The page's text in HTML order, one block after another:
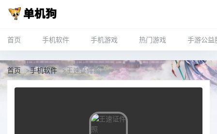
首页 手机软件 手机游戏 热门游戏 手游公益
首页 >手机软件 >王速证件照